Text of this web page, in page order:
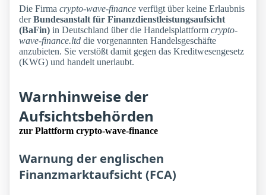
Die Firma crypto-wave-finance verfügt über keine Erlaubnis
derBundesanstalt für Finanzdienstleistungsaufsicht
(BaFin) in Deutschland über die Handelsplattform crypto-
wave-finance.ltd die vorgenannten Handelsgeschäfte
anzubieten. Sie verstößt damit gegen das Kreditwesengesetz
(KWG) und handelt unerlaubt.
Warnhinweise der
Aufsichtsbehörden
zur Plattform crypto-wave-finance
Warnung der englischen
Finanzmarktaufsicht (FCA)